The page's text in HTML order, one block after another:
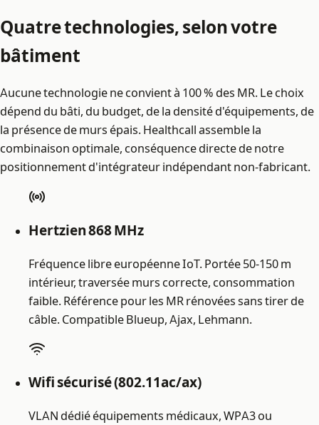
Quatre technologies, selon votre
bâtiment
Aucune technologie ne convient à 100 % des MR. Le choix
dépend du bâti, du budget, de la densité d'équipements, de
la présence de murs épais. Healthcall assemble la
combinaison optimale, conséquence directe de notre
positionnement d'intégrateur indépendant non-fabricant.
Hertzien 868 MHz
Fréquence libre européenne IoT. Portée 50-150 m
intérieur, traversée murs correcte, consommation
faible. Référence pour les MR rénovées sans tirer de
câble. Compatible Blueup, Ajax, Lehmann.
Wifi sécurisé (802.11ac/ax)
VLAN dédié équipements médicaux, WPA3 ou